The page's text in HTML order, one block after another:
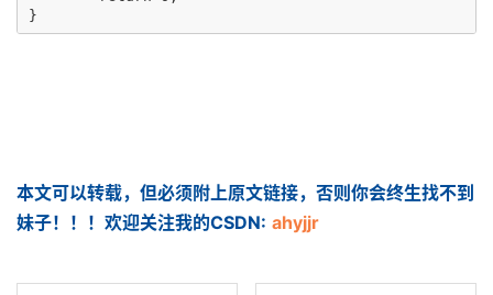
本文可以转载，但必须附上原文链接，否则你会终生找不到
妹子！！！欢迎关注我的CSDN: ahyjjr